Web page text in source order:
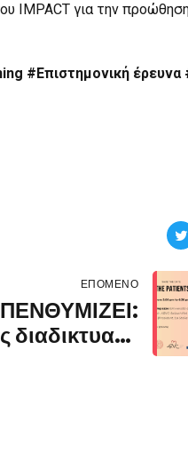
IMPACT για την
#Επιστημονική έρευνα
ΕΠΌΜΕΝΟ
διαδικτυακό